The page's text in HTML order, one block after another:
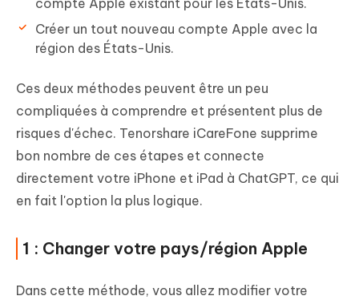
compte Apple existant pour les États-Unis.
Créer un tout nouveau compte Apple avec la
région des États-Unis.
Ces deux méthodes peuvent être un peu
compliquées à comprendre et présentent plus de
risques d'échec. Tenorshare iCareFone supprime
bon nombre de ces étapes et connecte
directement votre iPhone et iPad à ChatGPT, ce qui
en fait l'option la plus logique.
1 : Changer votre pays/région Apple
Dans cette méthode, vous allez modifier votre